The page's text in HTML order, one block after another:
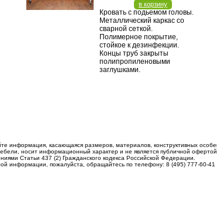
в корзину
Кровать с подьемом головы.
Металлический каркас со
сварной сеткой.
Полимерное покрытие,
стойкое к дезинфекции.
Концы труб закрыты
полипропиленовыми
заглушками.
информация, касающаяся размеров, материалов, конструктивных
носит информационный характер и не является публичной офертой,
Статьи 437 (2) Гражданского кодекса Российской Федерации.
информации, пожалуйста, обращайтесь по телефону: 8 (495) 777-60-41